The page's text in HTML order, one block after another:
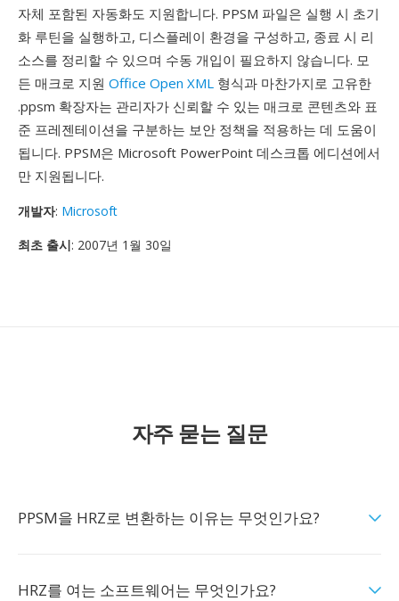
자체 포함된 자동화도 지원합니다. PPSM 파일은 실행 시 초기
화 루틴을 실행하고, 디스플레이 환경을 구성하고, 종료 시 리
소스를 정리할 수 있으며 수동 개입이 필요하지 않습니다. 모
든 매크로 지원 Office Open XML 형식과 마찬가지로 고유한
.ppsm 확장자는 관리자가 신뢰할 수 있는 매크로 콘텐츠와 표
준 프레젠테이션을 구분하는 보안 정책을 적용하는 데 도움이
됩니다. PPSM은 Microsoft PowerPoint 데스크톱 에디션에서
만 지원됩니다.
개발자: Microsoft
최초 출시: 2007년 1월 30일
자주 묻는 질문
PPSM을 HRZ로 변환하는 이유는 무엇인가요?
HRZ를 여는 소프트웨어는 무엇인가요?